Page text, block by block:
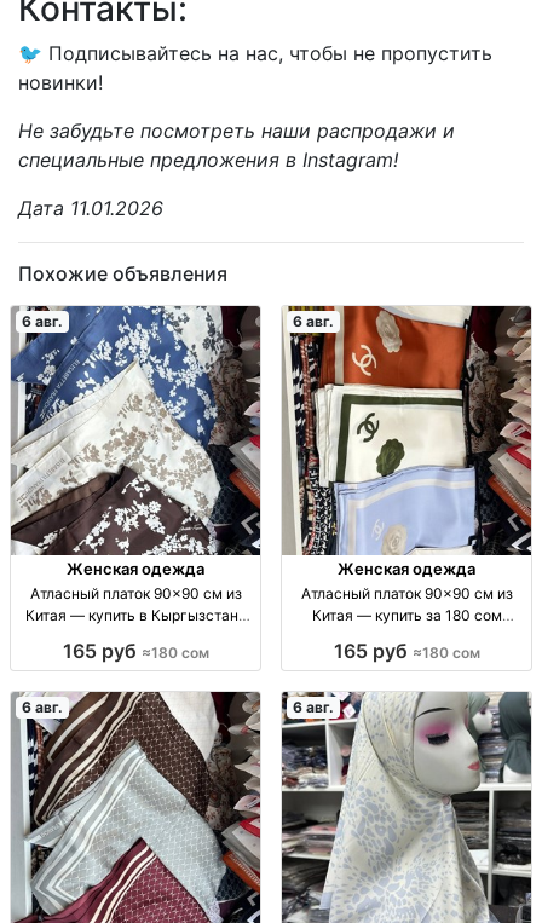
🐦 Подписывайтесь на нас, чтобы не пропустить
новинки!
Не забудьте посмотреть наши распродажи и
специальные предложения в Instagram!
Дата 11.01.2026
Похожие объявления
6 авг.
Женская одежда
Атласный платок 90×90 см из
Китая — купить в Кыргызстане
пр-во Китай, Дордой
165 руб ≈180 сом
6 авг.
Женская одежда
Атласный платок 90×90 см из
Китая — купить за 180 сом
во Китай, цена 180 сом
165 руб ≈180 сом
6 авг. 6 авг.